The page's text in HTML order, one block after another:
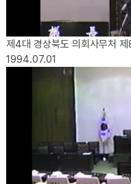
제4대 경상북도 의회사무처
1994.07.01